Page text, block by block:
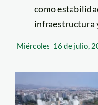
como
infraestructura
Miércoles 16 de julio,